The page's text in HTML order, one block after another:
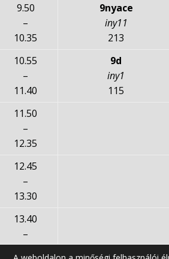
9.50
–
10.35
9nyace
iny11
213
10.55
–
11.40
9d
iny1
115
11.50
–
12.35
12.45
–
13.30
13.40
–
14.25